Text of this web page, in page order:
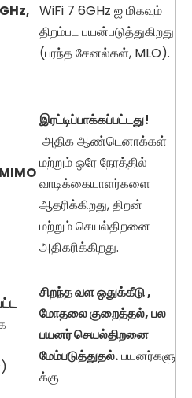
WiFi 7 6GHz ஐ மிகவும்
திறம்பட பயன்படுத்துகிறது
(பரந்த சேனல்கள், MLO).
இரட்டிப்பாக்கப்பட்டது!
அதிக ஆண்டெனாக்கள்
மற்றும் ஒரே நேரத்தில்
வாடிக்கையாளர்களை
ஆதரிக்கிறது, திறன்
மற்றும் செயல்திறனை
அதிகரிக்கிறது.
சிறந்த வள ஒதுக்கீடு ,
மோதலை குறைத்தல், பல
பயனர் செயல்திறனை
மேம்படுத்துதல்.பயனர்களு
க்கு